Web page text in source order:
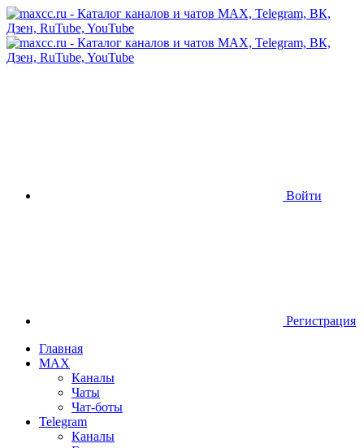
Войти
Регистрация
Главная
MAX
Каналы
Чаты
Чат-боты
Telegram
Каналы